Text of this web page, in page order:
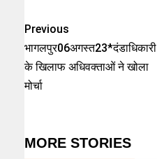
Previous
भागलपुर06अगस्त23*दंडाधिकारी
के खिलाफ अधिवक्ताओं ने खोला
मोर्चा
MORE STORIES